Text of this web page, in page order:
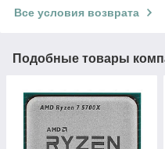
Все условия возврата
Подобные товары